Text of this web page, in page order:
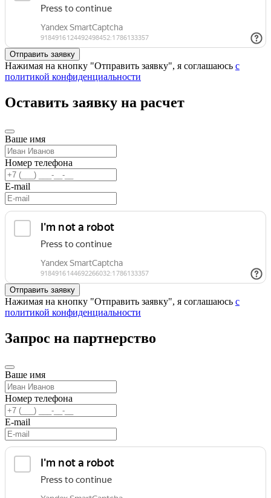
Нажимая на кнопку "Отправить заявку", я соглашаюсь с
политикой конфиденциальности
Оставить заявку на расчет
Ваше имя
Номер телефона
E-mail
Нажимая на кнопку "Отправить заявку", я соглашаюсь с
политикой конфиденциальности
Запрос на партнерство
Ваше имя
Номер телефона
E-mail